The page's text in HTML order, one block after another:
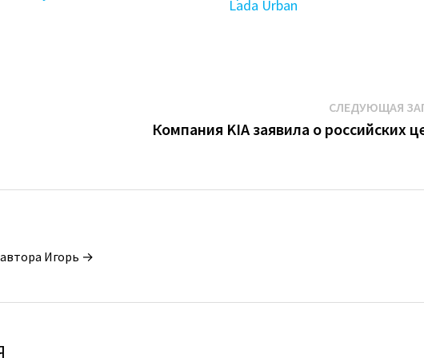
Lada Urban
СЛЕДУЮЩАЯ
Компания KIA заявила о российских
Игорь →